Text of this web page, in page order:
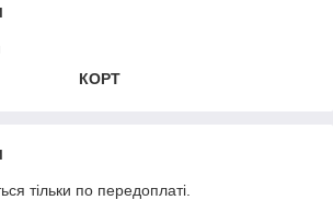
КОРТ
тільки по передоплаті.